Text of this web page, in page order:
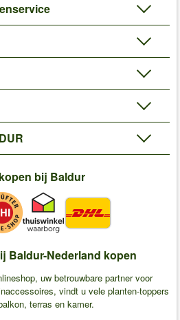
bij Baldur
Baldur-Nederland kopen
uw betrouwbare partner voor
vindt u vele planten-toppers
terras en kamer.